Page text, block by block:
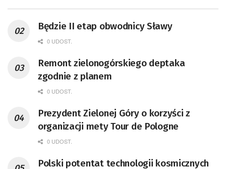
Będzie II etap obwodnicy Sławy
0 UDOST.
Remont zielonogórskiego deptaka
zgodnie z planem
0 UDOST.
Prezydent Zielonej Góry o korzyści z
organizacji mety Tour de Pologne
0 UDOST.
Polski potentat technologii kosmicznych